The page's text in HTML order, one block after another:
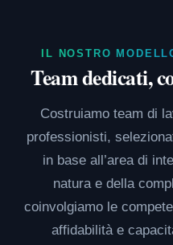
IL NOSTRO
Team dedicati,
Costruiamo team di
professionisti,
in base all’area di
natura e della
coinvolgiamo le
affidabilità e